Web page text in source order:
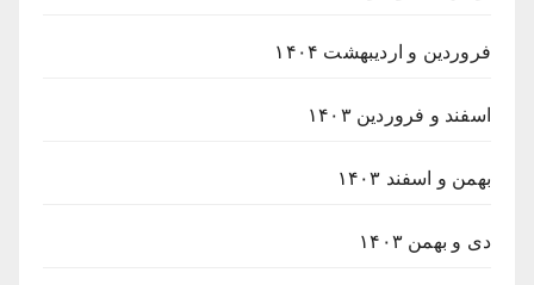
فروردین و اردیبهشت ۱۴۰۴
اسفند و فروردین ۱۴۰۳
بهمن و اسفند ۱۴۰۳
دی و بهمن ۱۴۰۳